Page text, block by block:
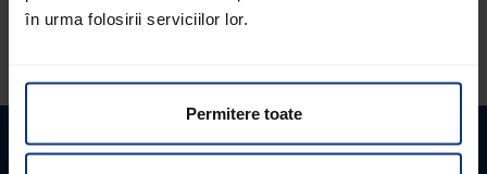
în urma folosirii serviciilor lor.
Permitere toate
Lagermax vor fi bucuroși să vă ofere informații pe tema